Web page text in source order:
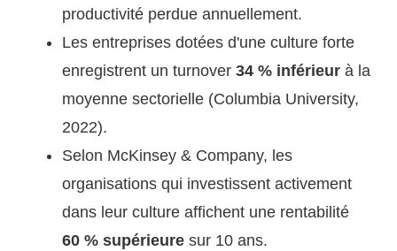
productivité perdue annuellement.
Les entreprises dotées d'une culture forte
enregistrent un turnover 34 % inférieur à la
moyenne sectorielle (Columbia University,
2022).
Selon McKinsey & Company, les
organisations qui investissent activement
dans leur culture affichent une rentabilité
60 % supérieure sur 10 ans.